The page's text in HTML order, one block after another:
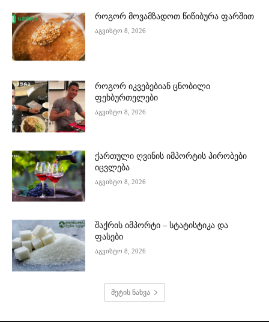
როგორ მოვამზადოთ წიწიბურა ფარშით
აგვისტო 8, 2026
როგორ იკვებებიან ცნობილი
ფეხბურთელები
აგვისტო 8, 2026
ქართული ღვინის იმპორტის პირობები
იცვლება
აგვისტო 8, 2026
შაქრის იმპორტი – სტატისტიკა და
ფასები
აგვისტო 8, 2026
მეტის ნახვა